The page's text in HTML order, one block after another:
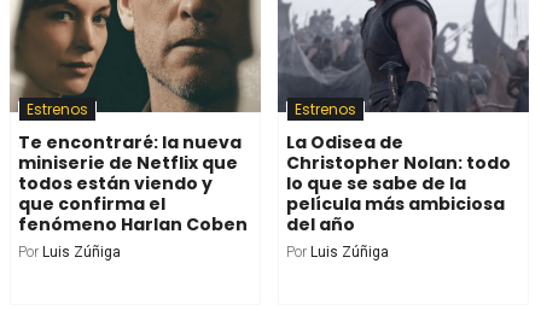
Estrenos
Te encontraré: la nueva
miniserie de Netflix que
todos están viendo y
que confirma el
fenómeno Harlan Coben
Por Luis Zúñiga
Estrenos
La Odisea de
Christopher Nolan: todo
lo que se sabe de la
película más ambiciosa
del año
Por Luis Zúñiga